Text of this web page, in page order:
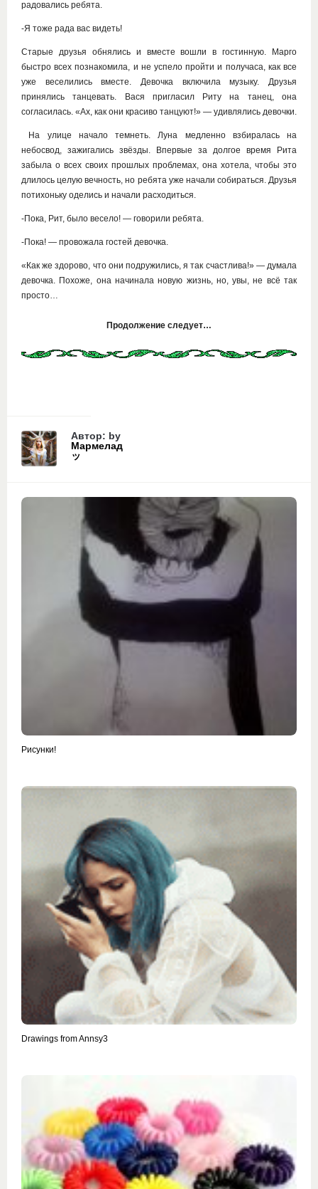
радовались ребята.
-Я тоже рада вас видеть!
Старые друзья обнялись и вместе вошли в гостинную. Марго
быстро всех познакомила, и не успело пройти и получаса, как все
уже веселились вместе. Девочка включила музыку. Друзья
принялись танцевать. Вася пригласил Риту на танец, она
согласилась. «Ах, как они красиво танцуют!» — удивлялись девочки.
На улице начало темнеть. Луна медленно взбиралась на
небосвод, зажигались звёзды. Впервые за долгое время Рита
забыла о всех своих прошлых проблемах, она хотела, чтобы это
длилось целую вечность, но ребята уже начали собираться. Друзья
потихоньку оделись и начали расходиться.
-Пока, Рит, было весело! — говорили ребята.
-Пока! — провожала гостей девочка.
«Как же здорово, что они подружились, я так счастлива!» — думала
девочка. Похоже, она начинала новую жизнь, но, увы, не всё так
просто…
Продолжение следует…
Автор: by
Мармелад
ッ
Рисунки!
Drawings from Annsy3